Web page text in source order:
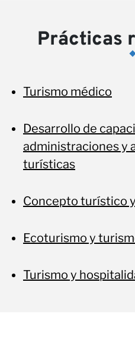
Prácticas
Turismo médico
Desarrollo de
administraciones y
turísticas
Concepto turístico
Ecoturismo y
Turismo y